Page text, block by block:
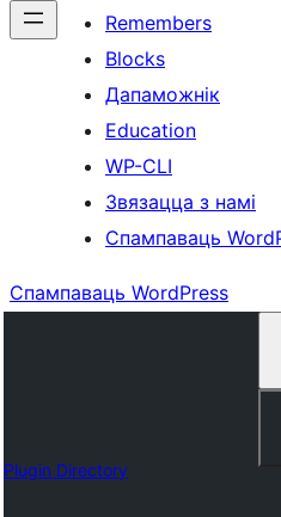
Remembers
Blocks
Дапаможнік
Education
WP-CLI
Звязацца з намі
Спампаваць
Спампаваць WordPress
Plugin Directory